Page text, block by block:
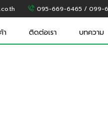
า ติดต่อเรา บทความ
095-669-6465 / 099-